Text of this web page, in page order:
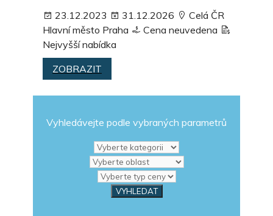
23.12.2023 31.12.2026
Celá ČR
Hlavní město Praha
Cena neuvedena
Nejvyšší nabídka
ZOBRAZIT
Vyhledávejte podle vybraných parametrů